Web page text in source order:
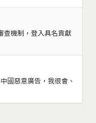
查機制，登入具名貢獻
國惡意廣告，我很會、